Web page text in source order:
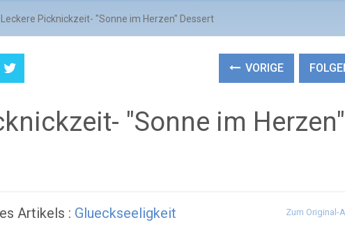
Leckere Picknickzeit- "Sonne im Herzen" Dessert
VORIGE
"Sonne im Herzen"
Artikels : Glueckseeligkeit Zum Original-